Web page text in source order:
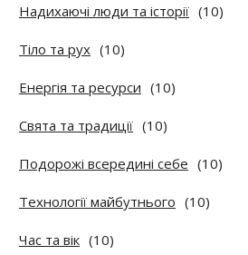
Надихаючі люди та історії (10)
Тіло та рух (10)
Енергія та ресурси (10)
Свята та традиції (10)
Подорожі всередині себе (10)
Технології майбутнього (10)
Час та вік (10)